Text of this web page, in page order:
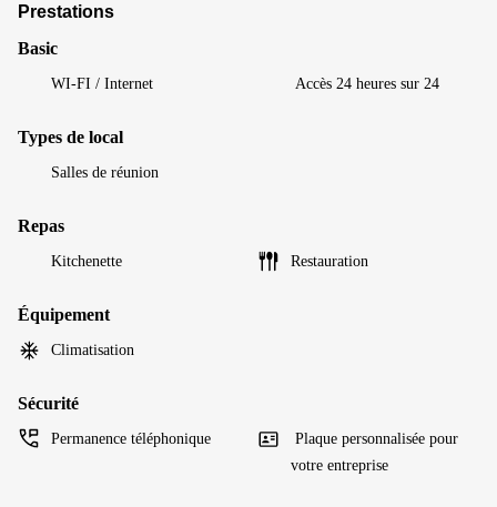
Prestations
Basic
WI-FI / Internet Accès 24 heures sur 24
Types de local
Salles de réunion
Repas
Kitchenette Restauration
Équipement
Climatisation
Sécurité
Permanence téléphonique
Plaque personnalisée pour
votre entreprise